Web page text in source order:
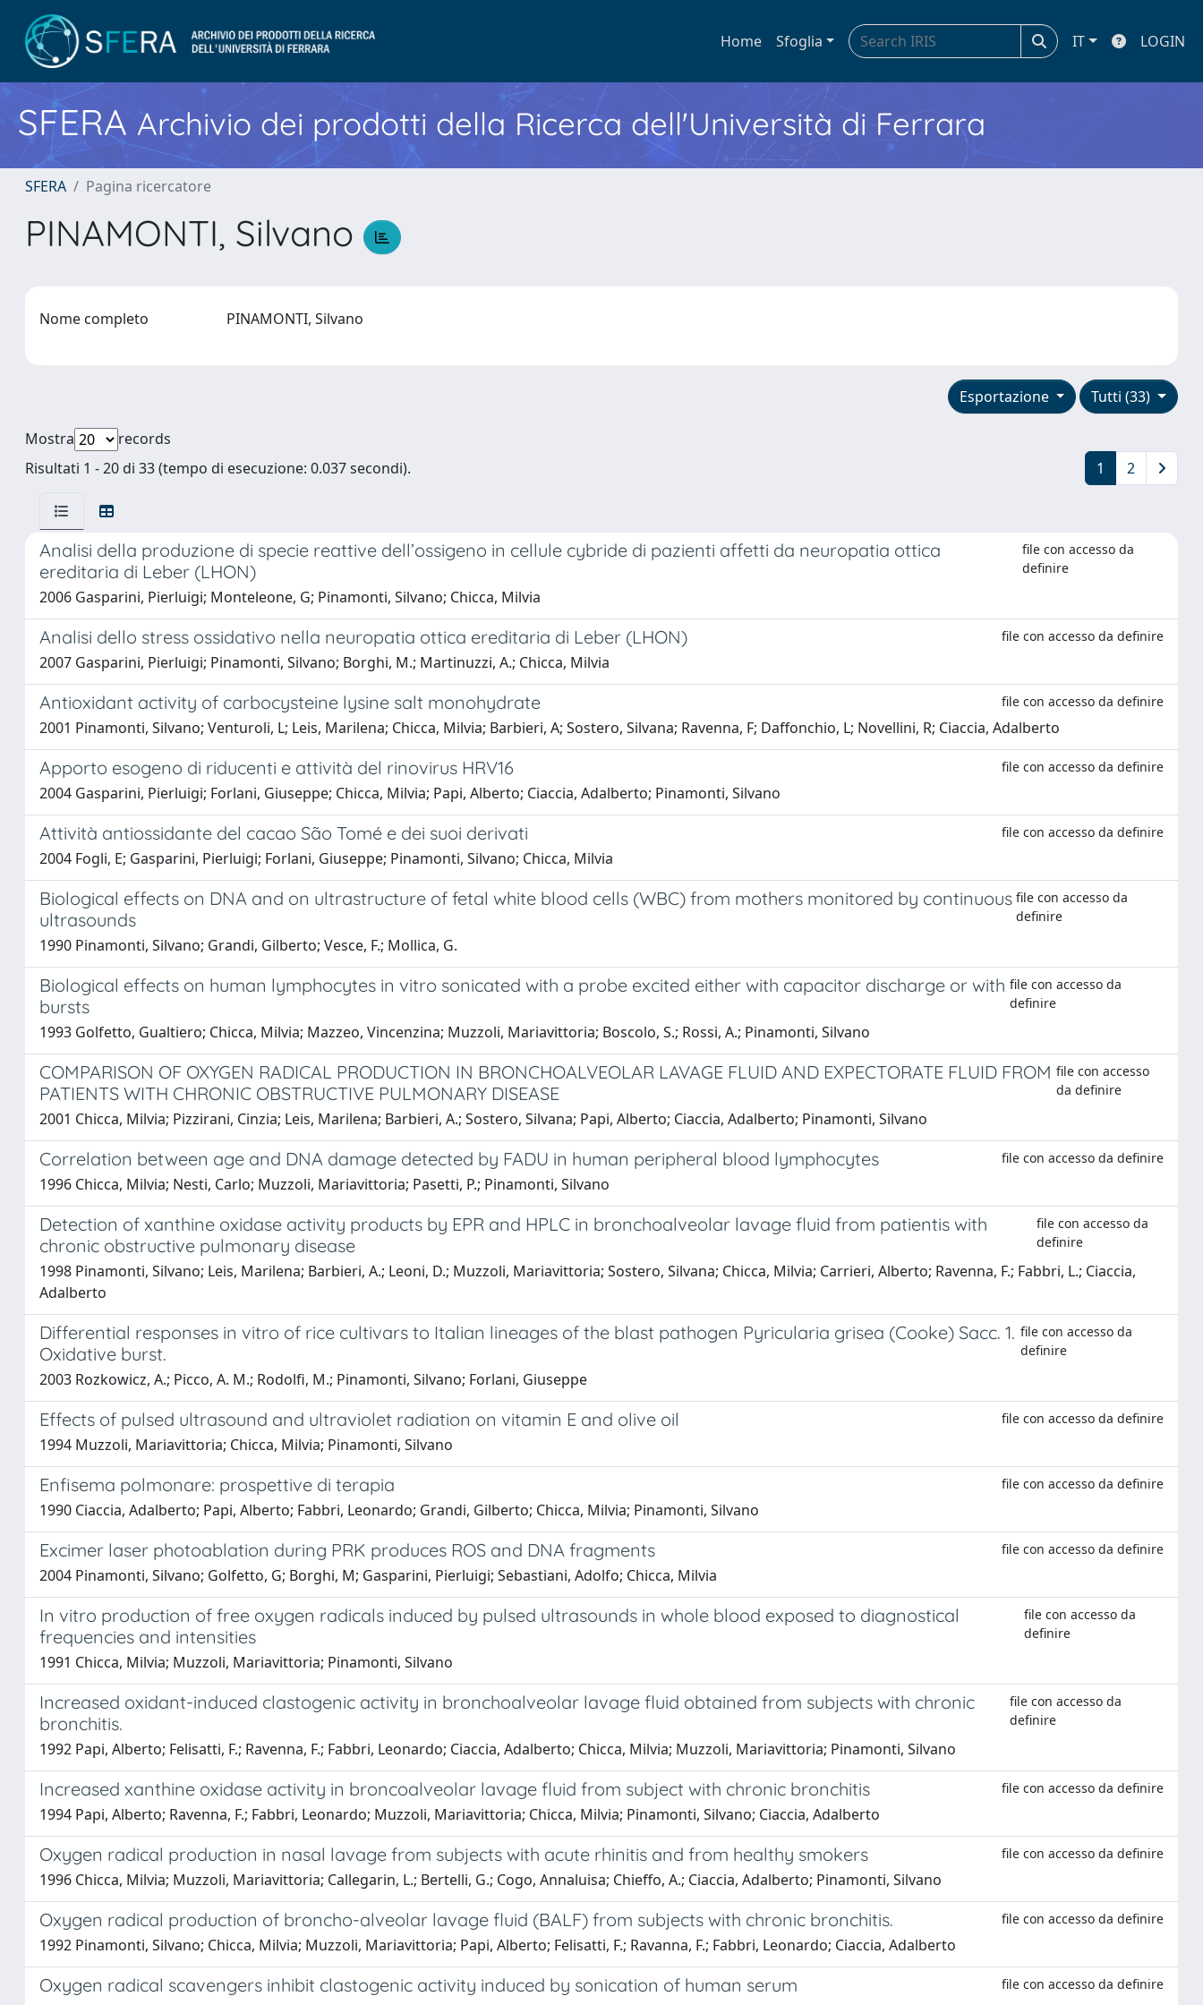
Home Sfoglia IT LOGIN
SFERA Archivio dei prodotti della Ricerca dell'Università di Ferrara
SFERA Pagina ricercatore
PINAMONTI, Silvano
Nome completo PINAMONTI, Silvano
Tutti (33)
Esportazione
Mostra
records
Risultati 1 - 20 di 33 (tempo di esecuzione: 0.037 secondi).
1 2
Analisi della produzione di specie reattive dell’ossigeno in cellule cybride di pazienti affetti da neuropatia ottica
ereditaria di Leber (LHON)
file con accesso da
definire
2006 Gasparini, Pierluigi; Monteleone, G; Pinamonti, Silvano; Chicca, Milvia
Analisi dello stress ossidativo nella neuropatia ottica ereditaria di Leber (LHON) file con accesso da definire
2007 Gasparini, Pierluigi; Pinamonti, Silvano; Borghi, M.; Martinuzzi, A.; Chicca, Milvia
Antioxidant activity of carbocysteine lysine salt monohydrate file con accesso da definire
2001 Pinamonti, Silvano; Venturoli, L; Leis, Marilena; Chicca, Milvia; Barbieri, A; Sostero, Silvana; Ravenna, F; Daffonchio, L; Novellini, R; Ciaccia, Adalberto
Apporto esogeno di riducenti e attività del rinovirus HRV16 file con accesso da definire
2004 Gasparini, Pierluigi; Forlani, Giuseppe; Chicca, Milvia; Papi, Alberto; Ciaccia, Adalberto; Pinamonti, Silvano
Attività antiossidante del cacao São Tomé e dei suoi derivati file con accesso da definire
2004 Fogli, E; Gasparini, Pierluigi; Forlani, Giuseppe; Pinamonti, Silvano; Chicca, Milvia
Biological effects on DNA and on ultrastructure of fetal white blood cells (WBC) from mothers monitored by continuous
ultrasounds
file con accesso da
definire
1990 Pinamonti, Silvano; Grandi, Gilberto; Vesce, F.; Mollica, G.
Biological effects on human lymphocytes in vitro sonicated with a probe excited either with capacitor discharge or with
bursts
file con accesso da
definire
1993 Golfetto, Gualtiero; Chicca, Milvia; Mazzeo, Vincenzina; Muzzoli, Mariavittoria; Boscolo, S.; Rossi, A.; Pinamonti, Silvano
COMPARISON OF OXYGEN RADICAL PRODUCTION IN BRONCHOALVEOLAR LAVAGE FLUID AND EXPECTORATE FLUID FROM
PATIENTS WITH CHRONIC OBSTRUCTIVE PULMONARY DISEASE
file con accesso
da definire
2001 Chicca, Milvia; Pizzirani, Cinzia; Leis, Marilena; Barbieri, A.; Sostero, Silvana; Papi, Alberto; Ciaccia, Adalberto; Pinamonti, Silvano
Correlation between age and DNA damage detected by FADU in human peripheral blood lymphocytes file con accesso da definire
1996 Chicca, Milvia; Nesti, Carlo; Muzzoli, Mariavittoria; Pasetti, P.; Pinamonti, Silvano
Detection of xanthine oxidase activity products by EPR and HPLC in bronchoalveolar lavage fluid from patientis with
chronic obstructive pulmonary disease
file con accesso da
definire
1998 Pinamonti, Silvano; Leis, Marilena; Barbieri, A.; Leoni, D.; Muzzoli, Mariavittoria; Sostero, Silvana; Chicca, Milvia; Carrieri, Alberto; Ravenna, F.; Fabbri, L.; Ciaccia,
Adalberto
Differential responses in vitro of rice cultivars to Italian lineages of the blast pathogen Pyricularia grisea (Cooke) Sacc. 1.
Oxidative burst.
file con accesso da
definire
2003 Rozkowicz, A.; Picco, A. M.; Rodolfi, M.; Pinamonti, Silvano; Forlani, Giuseppe
Effects of pulsed ultrasound and ultraviolet radiation on vitamin E and olive oil file con accesso da definire
1994 Muzzoli, Mariavittoria; Chicca, Milvia; Pinamonti, Silvano
Enfisema polmonare: prospettive di terapia file con accesso da definire
1990 Ciaccia, Adalberto; Papi, Alberto; Fabbri, Leonardo; Grandi, Gilberto; Chicca, Milvia; Pinamonti, Silvano
Excimer laser photoablation during PRK produces ROS and DNA fragments file con accesso da definire
2004 Pinamonti, Silvano; Golfetto, G; Borghi, M; Gasparini, Pierluigi; Sebastiani, Adolfo; Chicca, Milvia
In vitro production of free oxygen radicals induced by pulsed ultrasounds in whole blood exposed to diagnostical
frequencies and intensities
file con accesso da
definire
1991 Chicca, Milvia; Muzzoli, Mariavittoria; Pinamonti, Silvano
Increased oxidant-induced clastogenic activity in bronchoalveolar lavage fluid obtained from subjects with chronic
bronchitis.
file con accesso da
definire
1992 Papi, Alberto; Felisatti, F.; Ravenna, F.; Fabbri, Leonardo; Ciaccia, Adalberto; Chicca, Milvia; Muzzoli, Mariavittoria; Pinamonti, Silvano
Increased xanthine oxidase activity in broncoalveolar lavage fluid from subject with chronic bronchitis file con accesso da definire
1994 Papi, Alberto; Ravenna, F.; Fabbri, Leonardo; Muzzoli, Mariavittoria; Chicca, Milvia; Pinamonti, Silvano; Ciaccia, Adalberto
Oxygen radical production in nasal lavage from subjects with acute rhinitis and from healthy smokers file con accesso da definire
1996 Chicca, Milvia; Muzzoli, Mariavittoria; Callegarin, L.; Bertelli, G.; Cogo, Annaluisa; Chieffo, A.; Ciaccia, Adalberto; Pinamonti, Silvano
Oxygen radical production of broncho-alveolar lavage fluid (BALF) from subjects with chronic bronchitis. file con accesso da definire
1992 Pinamonti, Silvano; Chicca, Milvia; Muzzoli, Mariavittoria; Papi, Alberto; Felisatti, F.; Ravanna, F.; Fabbri, Leonardo; Ciaccia, Adalberto
Oxygen radical scavengers inhibit clastogenic activity induced by sonication of human serum file con accesso da definire